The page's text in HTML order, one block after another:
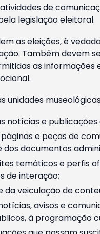
de
legislação eleitoral.
as eleições, é
Também devem
as
unidades
notícias e
e peças de
documentos
temáticos e perfis
de interação;
da veiculação de
avisos e
à programação